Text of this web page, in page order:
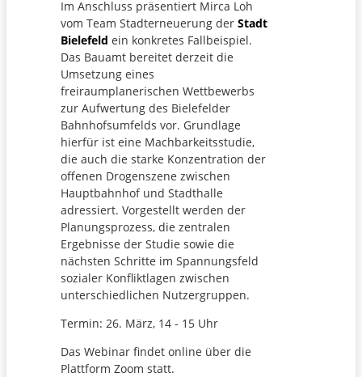
Im Anschluss präsentiert Mirca Loh
vom Team Stadterneuerung der Stadt
Bielefeld ein konkretes Fallbeispiel.
Das Bauamt bereitet derzeit die
Umsetzung eines
freiraumplanerischen Wettbewerbs
zur Aufwertung des Bielefelder
Bahnhofsumfelds vor. Grundlage
hierfür ist eine Machbarkeitsstudie,
die auch die starke Konzentration der
offenen Drogenszene zwischen
Hauptbahnhof und Stadthalle
adressiert. Vorgestellt werden der
Planungsprozess, die zentralen
Ergebnisse der Studie sowie die
nächsten Schritte im Spannungsfeld
sozialer Konfliktlagen zwischen
unterschiedlichen Nutzergruppen.
Termin: 26. März, 14 - 15 Uhr
Das Webinar findet online über die
Plattform Zoom statt.